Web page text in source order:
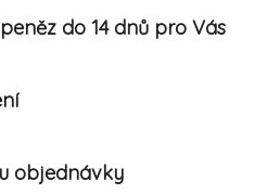
antioxidanty (vitamín E a C)
vyrovnává acidob
do 14 dnů pro Vás
objednávky